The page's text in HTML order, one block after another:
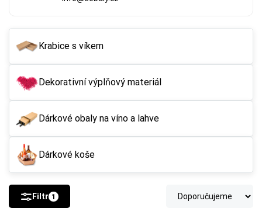
Krabice s víkem
Dekorativní výplňový materiál
Dárkové obaly na víno a lahve
Dárkové koše
Filtr 1